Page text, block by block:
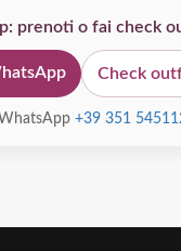
prenoti o fai check
Check
+39 351